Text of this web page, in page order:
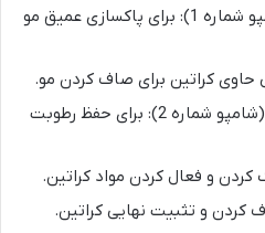
شامپو قبل از کراتین (شامپو شماره 1): برای پاکسازی عمیق مو
حاوی کراتین برای صاف کردن مو.
ماسک موی تثبیت کننده (شامپو شماره 2): برای حفظ رطوبت
و فعال کردن مواد کراتین.
کردن و تثبیت نهایی کراتین.